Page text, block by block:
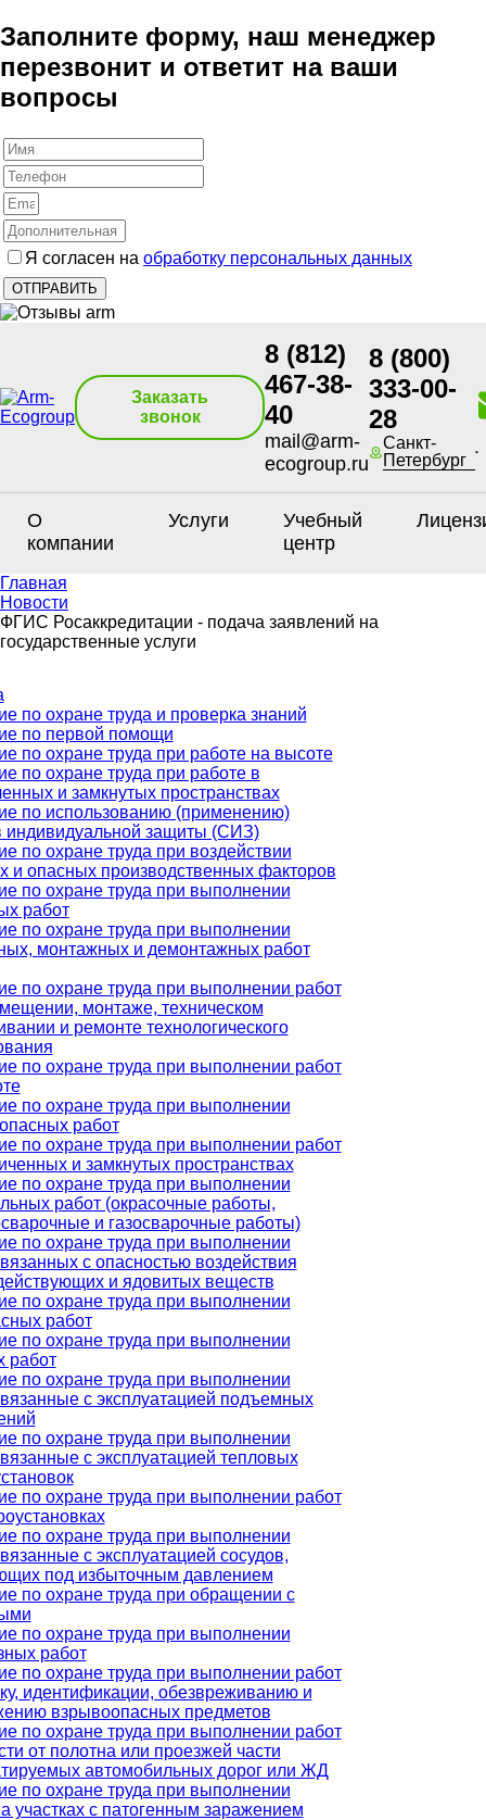
Заполните форму, наш менеджер
перезвонит и ответит на ваши
вопросы
Я согласен на обработку персональных данных
Заказать
звонок
8 (812)
467-38-
40
mail@arm-
ecogroup.ru
8 (800)
333-00-
28
Санкт-
Петербург
О
компании
Услуги
Учебный
центр
Главная
Новости
ФГИС Росаккредитации - подача заявлений на
государственные услуги
по охране труда и проверка знаний
по первой помощи
по охране труда при работе на высоте
по охране труда при работе в
и замкнутых пространствах
по использованию (применению)
индивидуальной защиты (СИЗ)
по охране труда при воздействии
и опасных производственных факторов
по охране труда при выполнении
работ
по охране труда при выполнении
монтажных и демонтажных работ
по охране труда при выполнении работ
монтаже, техническом
и ремонте технологического
по охране труда при выполнении работ
по охране труда при выполнении
работ
по охране труда при выполнении работ
и замкнутых пространствах
по охране труда при выполнении
работ (окрасочные работы,
и газосварочные работы)
по охране труда при выполнении
с опасностью воздействия
и ядовитых веществ
по охране труда при выполнении
работ
по охране труда при выполнении
работ
по охране труда при выполнении
с эксплуатацией подъемных
по охране труда при выполнении
с эксплуатацией тепловых
по охране труда при выполнении работ
по охране труда при выполнении
с эксплуатацией сосудов,
под избыточным давлением
по охране труда при обращении с
по охране труда при выполнении
работ
по охране труда при выполнении работ
идентификации, обезвреживанию и
взрывоопасных предметов
по охране труда при выполнении работ
от полотна или проезжей части
автомобильных дорог или ЖД
по охране труда при выполнении
участках с патогенным заражением